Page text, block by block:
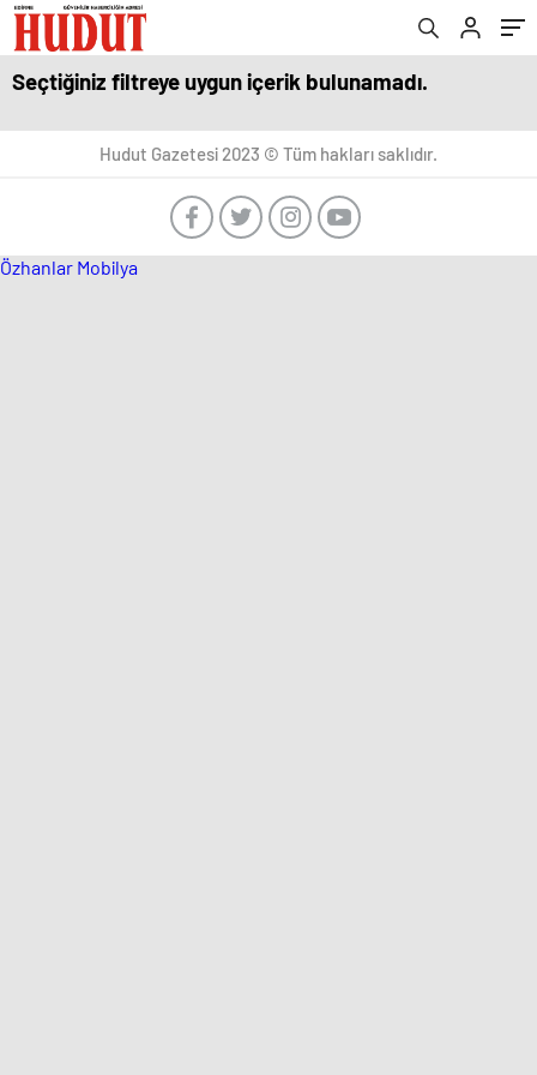
Seçtiğiniz filtreye uygun içerik bulunamadı.
Hudut Gazetesi 2023 © Tüm hakları saklıdır.
Özhanlar Mobilya